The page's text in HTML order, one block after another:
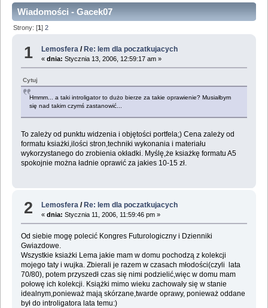
Wiadomości - Gacek07
Strony: [1]2
1 Lemosfera / Re: lem dla poczatkujacych
«dnia: Stycznia 13, 2006, 12:59:17 am »
Cytuj
Hmmm... a taki introligator to dużo bierze za takie oprawienie? Musiałbym
się nad takim czymś zastanowić...
To zależy od punktu widzenia i objętości portfela;) Cena zależy od
formatu ksiażki,ilości stron,techniki wykonania i materiału
wykorzystanego do zrobienia okładki. Myślę,że ksiażkę formatu A5
spokojnie można ładnie oprawić za jakies 10-15 zł.
2 Lemosfera /Re: lem dla poczatkujacych
«dnia: Stycznia 11, 2006, 11:59:46 pm »
Od siebie mogę polecić Kongres Futurologiczny i Dzienniki
Gwiazdowe.
Wszystkie ksiażki Lema jakie mam w domu pochodzą z kolekcji
mojego taty i wujka. Zbierali je razem w czasach młodości(czyli lata
70/80), potem przyszedł czas się nimi podzielić,więc w domu mam
połowę ich kolekcji. Książki mimo wieku zachowały się w stanie
idealnym,ponieważ mają skórzane,twarde oprawy, ponieważ oddane
był do introligatora lata temu:)